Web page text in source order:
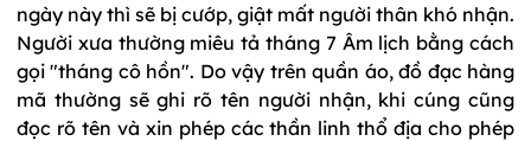
ngày này thì sẽ bị cướp, giật mất người thân khó nhận.
Người xưa thường miêu tả tháng 7 Âm lịch bằng cách
gọi "tháng cô hồn". Do vậy trên quần áo, đồ đạc hàng
mã thường sẽ ghi rõ tên người nhận, khi cúng cũng
đọc rõ tên và xin phép các thần linh thổ địa cho phép